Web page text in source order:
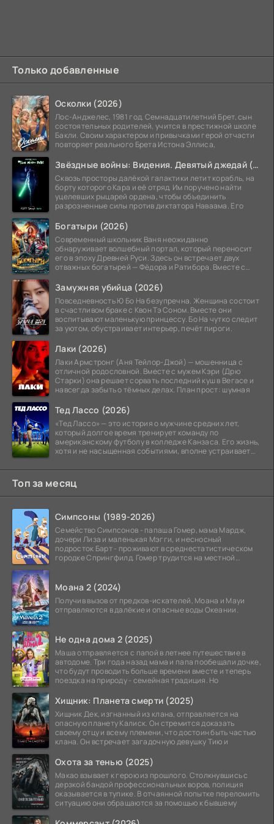
Только добавленные
Осколки (2026)
Лос-Анджелес, 1981 год. Семнадцатилетний Брет, сын
состоятельных родителей, учится в престижной школе
Бакли. Своим характером и привычками герой отчасти
повторяет реального Брета Истона Эллиса,
Звёздные войны: Видения. Девятый джедай (2026)
Сквозь просторы далёкой галактики летит корабль, на
борту которого Кара и её отряд. Им поручено найти
уцелевших рыцарей ордена, чтобы объединить
разрозненные силы против диктатора Наваама. Его
Богатыри (2026)
Современный школьник Ваня неожиданно
обнаруживает волшебный портал, который переносит
его в эпоху Древней Руси. Здесь он встречает двух
отважных богатырей — Фёдора и Ратибора. Вместе с
Замужняя убийца (2026)
Повседневность Ю Бо На безупречна. Женщина состоит
в счастливом браке с Квон Тэ Соном. Вместе они
воспитывают маленькую принцессу. Бо На чутко следит
за уютом, обустраивает интерьер, печёт пироги.
Лаки (2026)
Лаки Армстронг (Аня Тейлор-Джой) — мошенница с
отличной родословной. Вместе с мужем Кэри (Дрю
Старки) она решает сорвать последний куш в Вегасе и
навсегда забыть о тёмных делах. План прост: шумная
Тед Лассо (2026)
«Тед Лассо» — это история о мужчине средних лет,
который долгое время тренирует команду по
американскому футболу в колледже Канзаса. Его жизнь,
хотя и не насыщенная событиями, вполне устраивает
Топ за месяц
Симпсоны (1989-2026)
Семейство Симпсонов - папаша Гомер, мама Мардж,
дочери Лиза и маленькая Мэгги, и несносный
подросток Барт - проживают в среднестатистическом
городке Спрингфилд. Гомер трудится на местной
Моана 2 (2024)
Получив вызов от предков-искателей, Моана и Мауи
отправляются в далёкие и опасные воды Океании.
Не одна дома 2 (2025)
Маша отправляется с папой в летнее путешествие в
автодоме. Три года назад мама и папа пообещали дочке,
что будут проводить больше времени вместе и теперь
поездка на природу - семейная традиция. Но
Хищник: Планета смерти (2025)
Хищник Дек, изгнанный из клана, отправляется на
опасную планету Калиск. Он стремится доказать
своему отцу и всему племени, что достоин быть частью
клана. Он встречает загадочную девушку Тию и
Охота за тенью (2025)
Макао взывает к герою из прошлого. Столкнувшись с
дерзкой бандой профессиональных воров, полиция
оказывается в тупике. В отчаянной попытке переломить
ситуацию они обращаются за помощью к бывшему